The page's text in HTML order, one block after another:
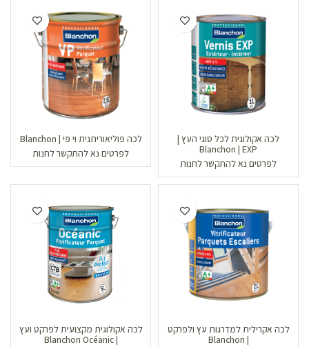
לכה אקולוגית לכל סוגי העץ |
Blanchon | EXP
לפרטים נא להתקשר לחנות
לכה פוליאוריתנית וי פי | Blanchon
לפרטים נא להתקשר לחנות
לכה אקרילית למדרגות עץ ולפרקט
| Blanchon
לכה אקולוגית מקצועית לפרקט ועץ
| Blanchon Océanic